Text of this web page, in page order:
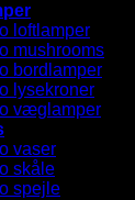
loftlamper
mushrooms
bordlamper
lysekroner
væglamper
vaser
skåle
spejle